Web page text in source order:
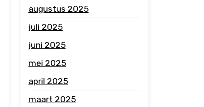
augustus 2025
juli 2025
juni 2025
mei 2025
april 2025
maart 2025